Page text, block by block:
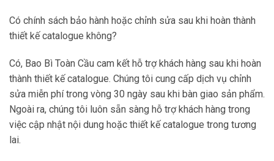
Có chính sách bảo hành hoặc chỉnh sửa sau khi hoàn thành
thiết kế catalogue không?
Có, Bao Bì Toàn Cầu cam kết hỗ trợ khách hàng sau khi hoàn
thành thiết kế catalogue. Chúng tôi cung cấp dịch vụ chỉnh
sửa miễn phí trong vòng 30 ngày sau khi bàn giao sản phẩm.
Ngoài ra, chúng tôi luôn sẵn sàng hỗ trợ khách hàng trong
việc cập nhật nội dung hoặc thiết kế catalogue trong tương
lai.